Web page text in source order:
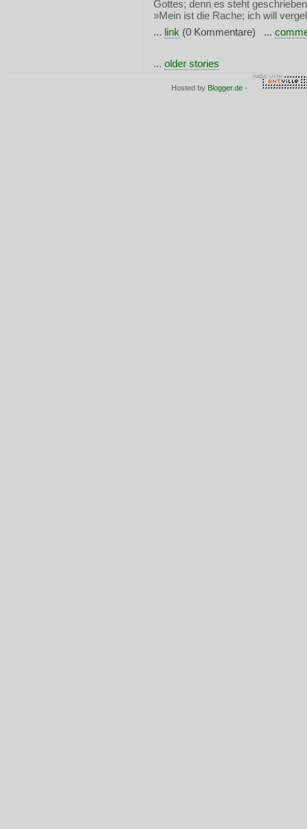
Gottes; denn es steht
»Mein ist die Rache; ich will
... link (0 Kommentare) ...
... older stories
Hosted by Blogger.de -